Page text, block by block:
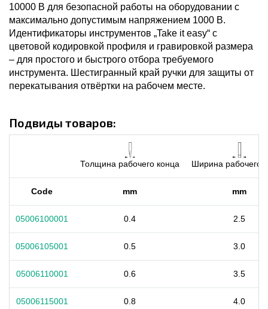
10000 В для безопасной работы на оборудовании с
максимально допустимым напряжением 1000 В.
Идентификаторы инструментов „Take it easy“ с
цветовой кодировкой профиля и гравировкой размера
– для простого и быстрого отбора требуемого
инструмента. Шестигранный край ручки для защиты от
перекатывания отвёртки на рабочем месте.
Подвиды товаров:
Толщина рабочего конца Ширина рабочего
Code mm mm
05006100001 0.4 2.5
05006105001 0.5 3.0
05006110001 0.6 3.5
05006115001 0.8 4.0